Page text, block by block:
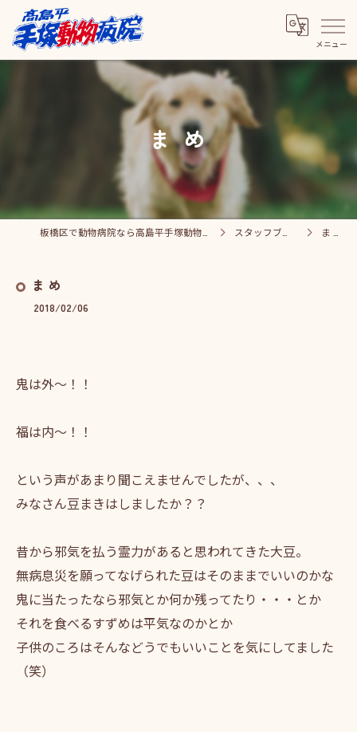
ま め
スタッフブログ ま め
ま め
2018/02/06
鬼は外〜！！
福は内〜！！
という声があまり聞こえませんでしたが、、、
みなさん豆まきはしましたか？？
昔から邪気を払う霊力があると思われてきた大豆。
無病息災を願ってなげられた豆はそのままでいいのかな
鬼に当たったなら邪気とか何か残ってたり・・・とか
それを食べるすずめは平気なのかとか
子供のころはそんなどうでもいいことを気にしてました
（笑）